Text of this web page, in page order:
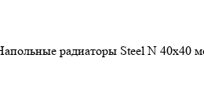
радиаторы Steel N 40х40